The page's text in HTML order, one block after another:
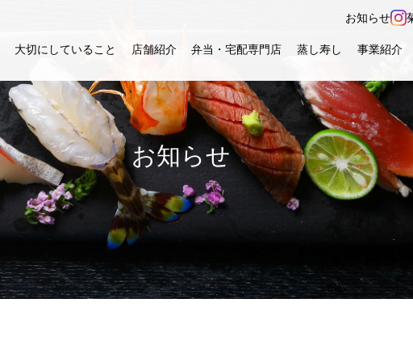
お知らせ
大切にしていること 店舗紹介 弁当・宅配専門店 蒸し寿し 事業紹介
お知らせ